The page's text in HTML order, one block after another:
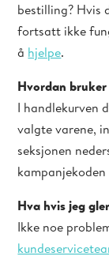
bestilling? Hvis
fortsatt ikke
å hjelpe.
Hvordan
I handlekurven
valgte varene,
seksjonen
Hva hvis jeg
Ikke noe